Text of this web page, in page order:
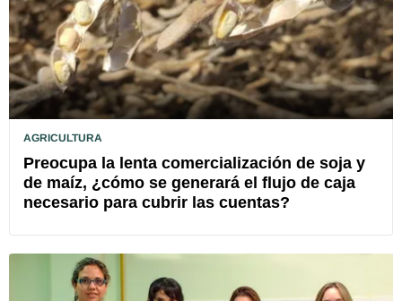
AGRICULTURA
Preocupa la lenta comercialización de soja y
de maíz, ¿cómo se generará el flujo de caja
necesario para cubrir las cuentas?